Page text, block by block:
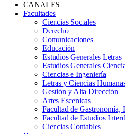
CANALES
Facultades
Ciencias Sociales
Derecho
Comunicaciones
Educación
Estudios Generales Letras
Estudios Generales
Ciencias e Ingeniería
Letras y Ciencias
Gestión y Alta Dirección
Artes Escenicas
Facultad de Gastronomía,
Facultad de Estudios
Ciencias Contables